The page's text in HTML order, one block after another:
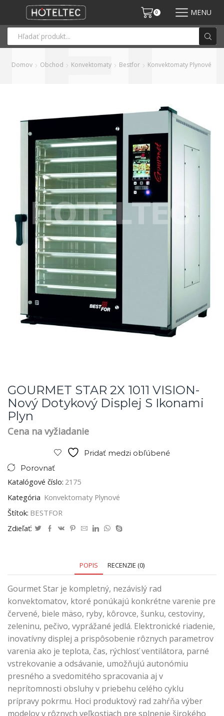
0 MENU
Domov Obchod Konvektomaty Bestfor Konvektomaty Plynové
GOURMET STAR 2X 1011 VISION-
Nový Dotykový Displej S Ikonami
Plyn
Cena na vyžiadanie
Pridať medzi obľúbené
Porovnať
Katalógové číslo: 2175
Kategória Konvektomaty Plynové
Štítok: BESTFOR
Zdieľať:
POPIS RECENZIE (0)
Gourmet Star je kompletný, nezávislý rad
konvektomatov, ktoré ponúkajú konkrétne varenie pre
červené, biele mäso, ryby, kôrovce, šunku, cestoviny,
zeleninu, pečivo, vyprážané jedlá. Elektronické riadenie,
inovatívny displej a prispôsobenie rôznych parametrov
varenia ako je teplota, čas, rýchlosť ventilátora, parné
vstrekovanie a odsávanie, umožňujú autonómiu
presného a svedomitého spracovania aj v
neprítomnosti obsluhy v priebehu celého cyklu
prípravy pokrmu. Hoci produktový rad zahŕňa výber
modelov v rôznych veľkostiach pre splnenie širokého